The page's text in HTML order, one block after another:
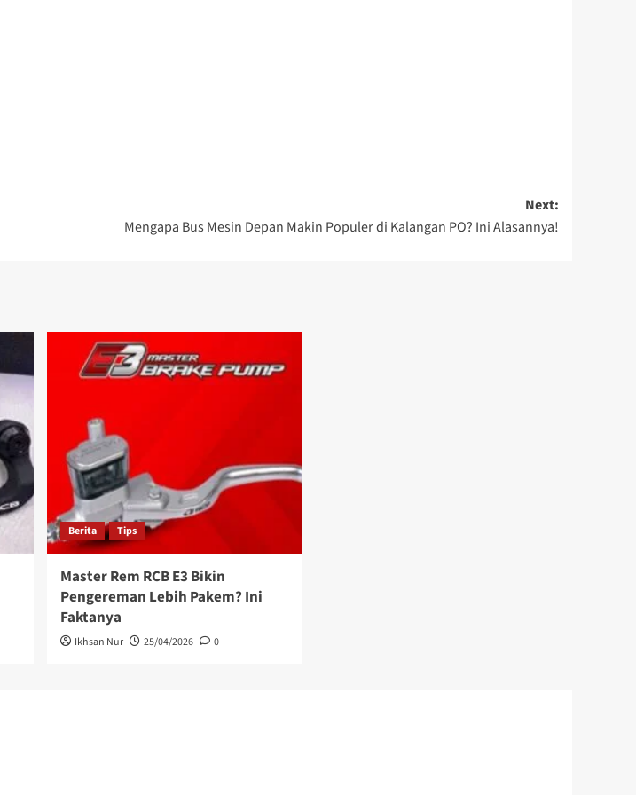
Next:
Mengapa Bus Mesin Depan Makin Populer di Kalangan PO? Ini Alasannya!
Berita Tips
Master Rem RCB E3 Bikin
Pengereman Lebih Pakem? Ini
Faktanya
Ikhsan Nur 25/04/2026 0